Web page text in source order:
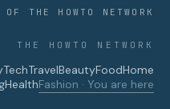
OF THE HOWTO NETWORK
THE HOWTO NETWORK
Home
Food
Beauty
Travel
Tech
Fashion · You are here
Health